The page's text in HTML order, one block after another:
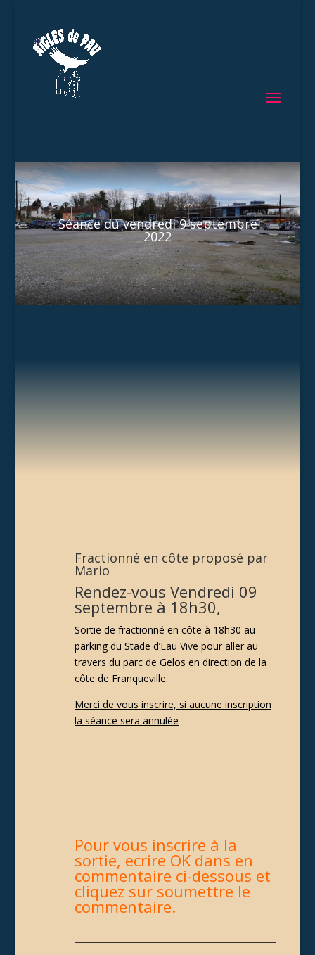
Séance du vendredi 9 septembre
2022
Fractionné en côte proposé par
Mario
Rendez-vous Vendredi 09
septembre à 18h30,
Sortie de fractionné en côte à 18h30 au
parking du Stade d’Eau Vive pour aller au
travers du parc de Gelos en direction de la
côte de Franqueville.
Merci de vous inscrire, si aucune inscription
la séance sera annulée
Pour vous inscrire à la
sortie, ecrire OK dans en
commentaire ci-dessous et
cliquez sur soumettre le
commentaire.